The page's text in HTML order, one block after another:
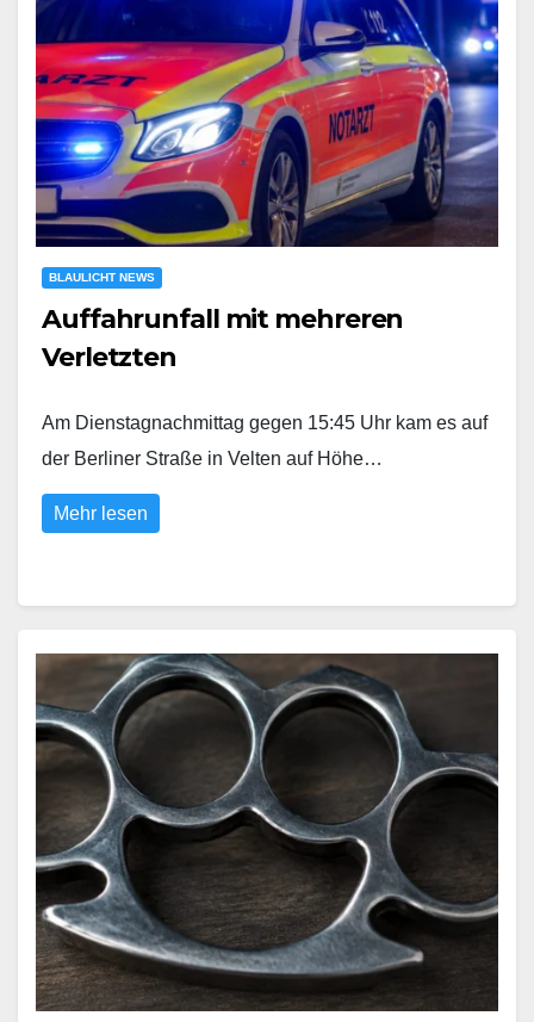
BLAULICHT NEWS
Auffahrunfall mit mehreren
Verletzten
Am Dienstagnachmittag gegen 15:45 Uhr kam es auf
der Berliner Straße in Velten auf Höhe…
Mehr lesen